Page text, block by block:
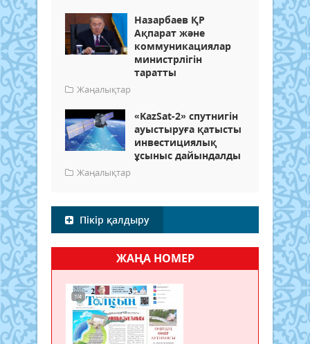
Назарбаев ҚР
Ақпарат және
коммуникациялар
министрлігін
таратты
Жаңалықтар
«KazSat-2» спутнигін
ауыстыруға қатысты
инвестициялық
ұсыныс дайындалды
Жаңалықтар
Пікір қалдыру
ЖАҢА НОМЕР